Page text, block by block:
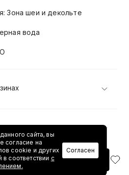
в корзину
Зона шеи и декольте
вода
сайта, вы
согласие на
cookie и других
соответствии с
Согласен